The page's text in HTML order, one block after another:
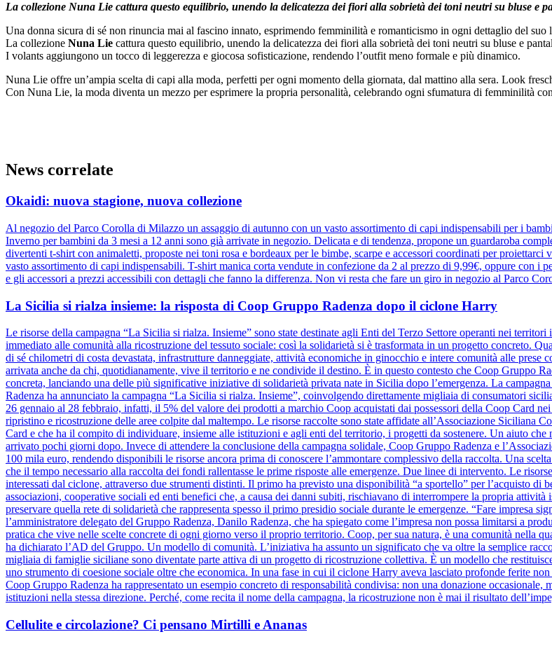
La collezione Nuna Lie cattura questo equilibrio, unendo la delicatezza dei fiori alla sobrietà dei toni neutri su bluse e
Una donna sicura di sé non rinuncia mai al fascino innato, esprimendo femminilità e romanticismo in ogni dettaglio del suo
La collezione Nuna Lie cattura questo equilibrio, unendo la delicatezza dei fiori alla sobrietà dei toni neutri su bluse e
I volants aggiungono un tocco di leggerezza e giocosa sofisticazione, rendendo l’outfit meno formale e più dinamico.
Nuna Lie offre un’ampia scelta di capi alla moda, perfetti per ogni momento della giornata, dal mattino alla sera. Look
Con Nuna Lie, la moda diventa un mezzo per esprimere la propria personalità, celebrando ogni sfumatura di femminilità
News correlate
Okaidi: nuova stagione, nuova collezione
Al negozio del Parco Corolla di Milazzo un assaggio di autunno con un vasto assortimento di capi indispensabili per i
Inverno per bambini da 3 mesi a 12 anni sono già arrivate in negozio. Delicata e di tendenza, propone un guardaroba
divertenti t-shirt con animaletti, proposte nei toni rosa e bordeaux per le bimbe, scarpe e accessori coordinati per
vasto assortimento di capi indispensabili. T-shirt manica corta vendute in confezione da 2 al prezzo di 9,99€, oppure con i
e gli accessori a prezzi accessibili con dettagli che fanno la differenza. Non vi resta che fare un giro in negozio al Parco
La Sicilia si rialza insieme: la risposta di Coop Gruppo Radenza dopo il ciclone Harry
Le risorse della campagna “La Sicilia si rialza. Insieme” sono state destinate agli Enti del Terzo Settore operanti nei
immediato alle comunità alla ricostruzione del tessuto sociale: così la solidarietà si è trasformata in un progetto concreto.
di sé chilometri di costa devastata, infrastrutture danneggiate, attività economiche in ginocchio e intere comunità alle prese
arrivata anche da chi, quotidianamente, vive il territorio e ne condivide il destino. È in questo contesto che Coop Gruppo
concreta, lanciando una delle più significative iniziative di solidarietà privata nate in Sicilia dopo l’emergenza. La
Radenza ha annunciato la campagna “La Sicilia si rialza. Insieme”, coinvolgendo direttamente migliaia di consumatori
26 gennaio al 28 febbraio, infatti, il 5% del valore dei prodotti a marchio Coop acquistati dai possessori della Coop Card
ripristino e ricostruzione delle aree colpite dal maltempo. Le risorse raccolte sono state affidate all’Associazione Siciliana
Card e che ha il compito di individuare, insieme alle istituzioni e agli enti del territorio, i progetti da sostenere. Un aiuto
arrivato pochi giorni dopo. Invece di attendere la conclusione della campagna solidale, Coop Gruppo Radenza e
100 mila euro, rendendo disponibili le risorse ancora prima di conoscere l’ammontare complessivo della raccolta. Una
che il tempo necessario alla raccolta dei fondi rallentasse le prime risposte alle emergenze. Due linee di intervento. Le
interessati dal ciclone, attraverso due strumenti distinti. Il primo ha previsto una disponibilità “a sportello” per l’acquisto
associazioni, cooperative sociali ed enti benefici che, a causa dei danni subiti, rischiavano di interrompere la propria
preservare quella rete di solidarietà che rappresenta spesso il primo presidio sociale durante le emergenze. “Fare impresa
l’amministratore delegato del Gruppo Radenza, Danilo Radenza, che ha spiegato come l’impresa non possa limitarsi a
pratica che vive nelle scelte concrete di ogni giorno verso il proprio territorio. Coop, per sua natura, è una comunità nella
ha dichiarato l’AD del Gruppo. Un modello di comunità. L’iniziativa ha assunto un significato che va oltre la semplice
migliaia di famiglie siciliane sono diventate parte attiva di un progetto di ricostruzione collettiva. È un modello che
uno strumento di coesione sociale oltre che economica. In una fase in cui il ciclone Harry aveva lasciato profonde ferite
Coop Gruppo Radenza ha rappresentato un esempio concreto di responsabilità condivisa: non una donazione
istituzioni nella stessa direzione. Perché, come recita il nome della campagna, la ricostruzione non è mai il risultato
Cellulite e circolazione? Ci pensano Mirtilli e Ananas